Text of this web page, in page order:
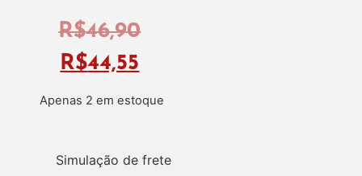
R$46,90
R$44,55
Apenas 2 em estoque
Simulação de frete